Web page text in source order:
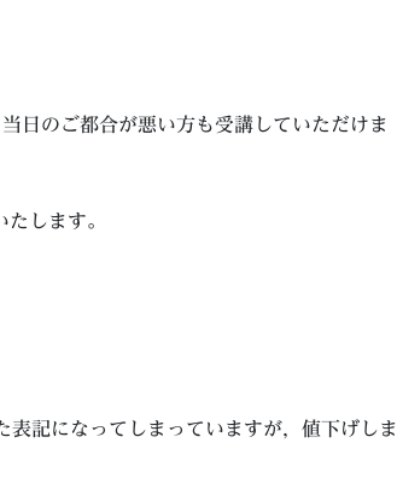
日のご都合が悪い方も受講していただけま
します。
記になってしまっていますが，値下げしま